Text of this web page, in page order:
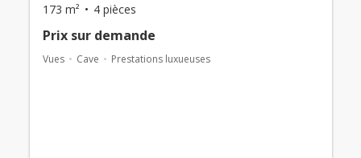
173 m² 4 pièces
Prix ​​sur demande
Vues Cave Prestations luxueuses